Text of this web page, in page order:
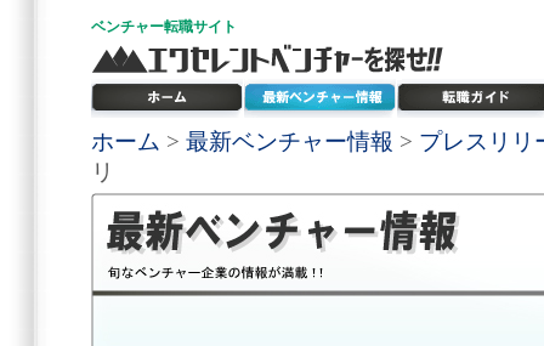
ベンチャー転職サイト
ホーム > 最新ベンチャー情報 > プレスリリ
リ